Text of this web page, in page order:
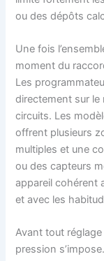
ou des dépôts
Une fois
moment du
Les
directement sur le
circuits. Les
offrent plusieurs
multiples et une
ou des capteurs
appareil cohérent
et avec les
Avant tout
pression